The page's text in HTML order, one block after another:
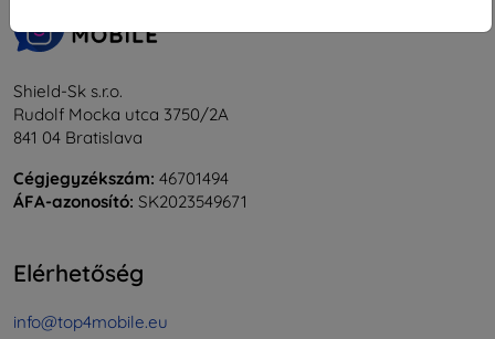
Shield-Sk s.r.o.
Rudolf Mocka utca 3750/2A
841 04 Bratislava
Cégjegyzékszám: 46701494
ÁFA-azonosító: SK2023549671
Elérhetőség
info@top4mobile.eu